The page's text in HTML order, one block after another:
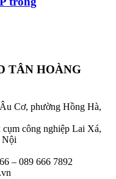
TÂN HOÀNG
Cơ, phường Hồng Hà,
cụm công nghiệp Lai Xá,
Nội
– 089 666 7892